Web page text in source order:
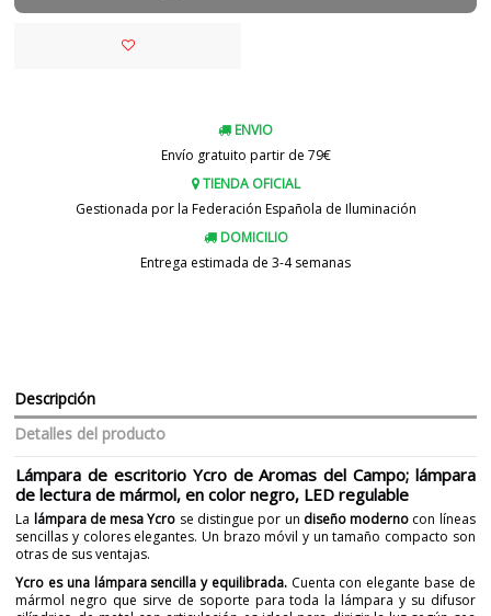
ENVIO
Envío gratuito partir de 79€
TIENDA OFICIAL
Gestionada por la Federación Española de Iluminación
DOMICILIO
Entrega estimada de 3-4 semanas
Descripción
Detalles del producto
Lámpara de escritorio Ycro de Aromas del Campo; lámpara
de lectura de mármol, en color negro, LED regulable
La lámpara de mesa Ycro se distingue por un diseño moderno con líneas
sencillas y colores elegantes. Un brazo móvil y un tamaño compacto son
otras de sus ventajas.
Ycro es una lámpara sencilla y equilibrada. Cuenta con elegante base de
mármol negro que sirve de soporte para toda la lámpara y su difusor